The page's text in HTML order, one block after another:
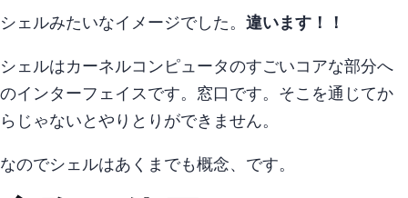
bash=シェルみたいなイメージでした。 違います！！
シェルはカーネル(コンピュータのすごいコアな部分)へ
のインターフェイスです。 窓口です。 そこを通じてか
らじゃないとやりとりができません。
なのでシェルはあくまでも概念、です。